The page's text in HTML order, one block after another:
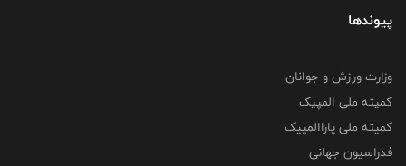
پیوندها
وزارت ورزش و جوانان
کمیته ملی المپیک
کمیته ملی پاراالمپیک
فدراسیون جهانی